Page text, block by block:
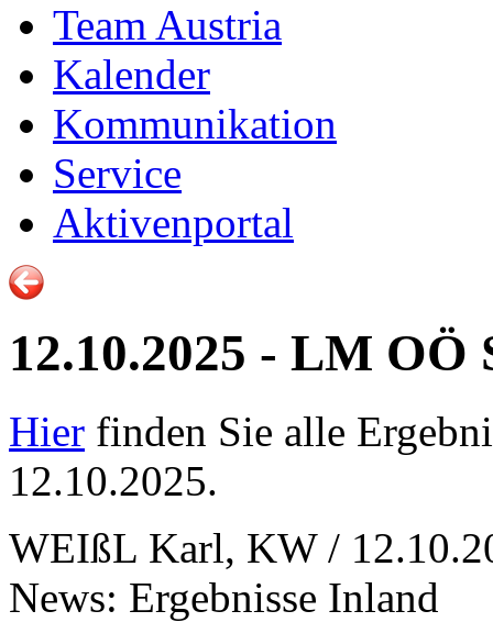
Team Austria
Kalender
Kommunikation
Service
Aktivenportal
12.10.2025 - LM OÖ
Hier finden Sie alle
12.10.2025.
WEIßL Karl, KW /
News: Ergebnisse Inland